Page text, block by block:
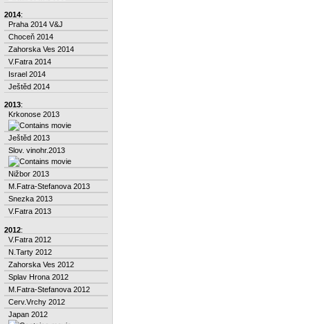
2014:
Praha 2014 V&J
Choceň 2014
Zahorska Ves 2014
V.Fatra 2014
Israel 2014
Ještěd 2014
2013:
Krkonose 2013
Ještěd 2013
Slov. vinohr.2013
Nižbor 2013
M.Fatra-Stefanova 2013
Snezka 2013
V.Fatra 2013
2012:
V.Fatra 2012
N.Tarty 2012
Zahorska Ves 2012
Splav Hrona 2012
M.Fatra-Stefanova 2012
Cerv.Vrchy 2012
Japan 2012